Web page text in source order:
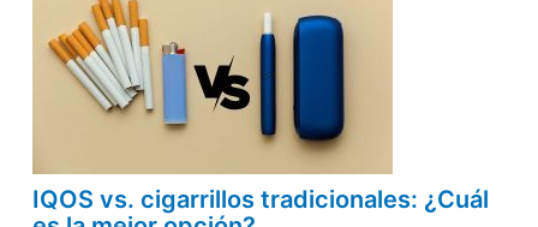
IQOS vs. cigarrillos tradicionales: ¿Cuál